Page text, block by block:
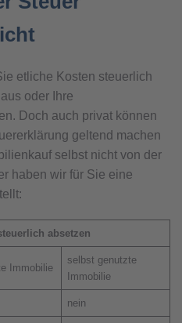
etliche Kosten steuerlich
oder Ihre
Doch auch privat können
geltend machen
selbst nicht von der
haben wir für Sie eine
absetzen
Immobilie
selbst genutzte
Immobilie
nein